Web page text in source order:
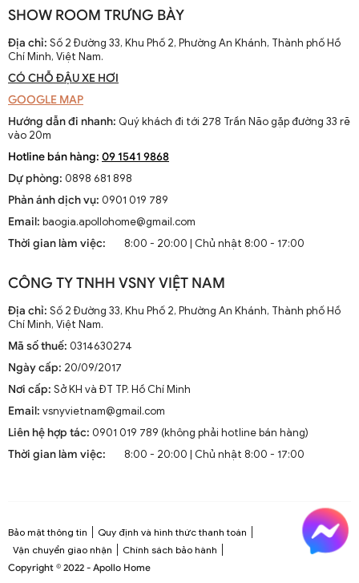
pháp thông gió hiệu quả ở các khu vực nhiệt đới. Ban đầu
được làm thủ công và chạy bằng điện từ pin, chúng
nhanh chóng phát triển với sự tiến bộ của công nghệ
điện.
Sự thay đổi và cải tiến qua các thập kỷ
tiến với thiết kế hiện đại, động cơ mạnh mẽ và khả năng
cứu để nâng cao hiệu suất và thẩm mỹ của sản phẩm.
Xu hướng hiện tại trên thị trường
Hiện nay, quạt trần cánh dài không chỉ là thiết bị làm mát
sống. Chúng kết hợp công nghệ tiên tiến như điều khiển
1.2. Cấu Tạo và Nguyên Lý Hoạt Động
Cấu trúc tổng thể của quạt trần cánh dài
cơ, cánh quạt, bộ điều khiển và thân quạt. Các cánh quạt
được chế tạo từ chất liệu như gỗ, kim loại hoặc
composite để đảm bảo độ bền và hiệu suất.
Nguyên lý hoạt động cơ bản
Động cơ điện làm quay các cánh quạt, tạo ra dòng không
khí tuần hoàn trong không gian phòng.
Công nghệ tiên tiến tích hợp
SHOW ROOM TRƯNG BÀY
Địa chỉ: Số 2 Đường 33, Khu Phố 2, Phường An Khánh, Thành phố Hồ
Chí Minh, Việt Nam.
CÓ CHỖ ĐẬU XE HƠI
GOOGLE MAP
Hướng dẫn đi nhanh: Quý khách đi tới 278 Trần Não gặp đường 33 rẽ
vào 20m
Hotline bán hàng: 09 1541 9868
Dự phòng: 0898 681 898
Phản ánh dịch vụ: 0901 019 789
Email: baogia.apollohome@gmail.com
Thời gian làm việc:
8:00 - 20:00 | Chủ nhật 8:00 - 17:00
CÔNG TY TNHH VSNY VIỆT NAM
Địa chỉ: Số 2 Đường 33, Khu Phố 2, Phường An Khánh, Thành phố Hồ
Chí Minh, Việt Nam.
Mã số thuế: 0314630274
Ngày cấp: 20/09/2017
Nơi cấp: Sở KH và ĐT TP. Hồ Chí Minh
Email: vsnyvietnam@gmail.com
Liên hệ hợp tác: 0901 019 789 (không phải hotline bán hàng)
Thời gian làm việc:
8:00 - 20:00 | Chủ nhật 8:00 - 17:00
Bảo mật thông tin
Quy định và hình thức thanh toán
Vận chuyển giao nhận
Chính sách bảo hành
Copyright © 2022 - Apollo Home